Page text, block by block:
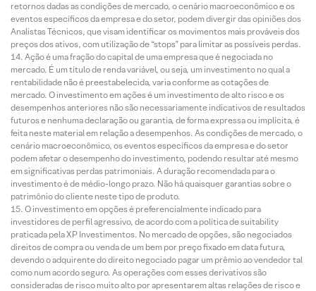
retornos dadas as condições de mercado, o cenário macroeconômico e os
eventos específicos da empresa e do setor, podem divergir das opiniões dos
Analistas Técnicos, que visam identificar os movimentos mais prováveis dos
preços dos ativos, com utilização de “stops” para limitar as possíveis perdas.
Ação é uma fração do capital de uma empresa que é negociada no
mercado. É um título de renda variável, ou seja, um investimento no qual a
rentabilidade não é preestabelecida, varia conforme as cotações de
mercado. O investimento em ações é um investimento de alto risco e os
desempenhos anteriores não são necessariamente indicativos de resultados
futuros e nenhuma declaração ou garantia, de forma expressa ou implícita, é
feita neste material em relação a desempenhos. As condições de mercado, o
cenário macroeconômico, os eventos específicos da empresa e do setor
podem afetar o desempenho do investimento, podendo resultar até mesmo
em significativas perdas patrimoniais. A duração recomendada para o
investimento é de médio-longo prazo. Não há quaisquer garantias sobre o
patrimônio do cliente neste tipo de produto.
O investimento em opções é preferencialmente indicado para
investidores de perfil agressivo, de acordo com a política de suitability
praticada pela XP Investimentos. No mercado de opções, são negociados
direitos de compra ou venda de um bem por preço fixado em data futura,
devendo o adquirente do direito negociado pagar um prêmio ao vendedor tal
como num acordo seguro. As operações com esses derivativos são
consideradas de risco muito alto por apresentarem altas relações de risco e